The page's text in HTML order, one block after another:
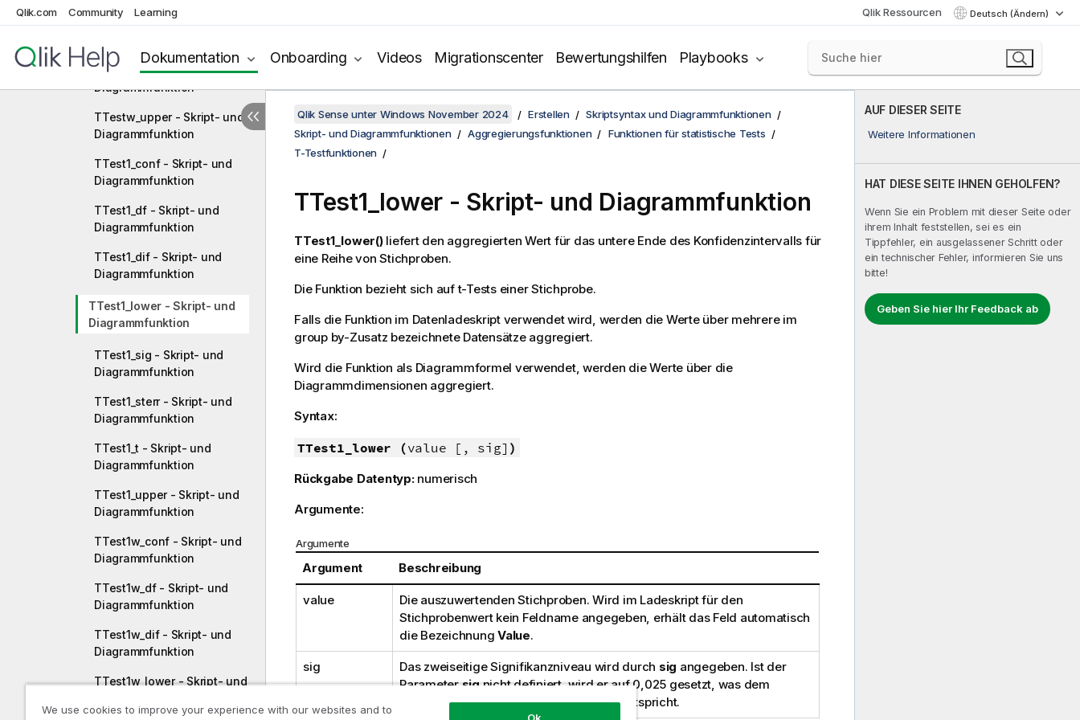
Qlik.com Community Learning Qlik Ressourcen Deutsch (Ändern)
Dokumentation Onboarding Videos Migrationscenter Bewertungshilfen Playbooks
TTestw_sterr - Skript- und
TTestw_t - Skript- und
Diagrammfunktion
TTestw_upper - Skript- und
Diagrammfunktion
TTest1_conf - Skript- und
Diagrammfunktion
TTest1_df - Skript- und
Diagrammfunktion
TTest1_dif - Skript- und
Diagrammfunktion
TTest1_lower - Skript- und
Diagrammfunktion
TTest1_sig - Skript- und
Diagrammfunktion
TTest1_sterr - Skript- und
Diagrammfunktion
TTest1_t - Skript- und
Diagrammfunktion
TTest1_upper - Skript- und
Diagrammfunktion
TTest1w_conf - Skript- und
Diagrammfunktion
TTest1w_df - Skript- und
Diagrammfunktion
TTest1w_dif - Skript- und
Diagrammfunktion
TTest1w_lower - Skript- und
AUF DIESER SEITE
Weitere Informationen
HAT DIESE SEITE IHNEN GEHOLFEN?
Wenn Sie ein Problem mit dieser Seite oder
ihrem Inhalt feststellen, sei es ein
Tippfehler, ein ausgelassener Schritt oder
ein technischer Fehler, informieren Sie uns
bitte!
Geben Sie hier Ihr Feedback ab
Qlik Sense unter Windows November 2024 Erstellen
Skriptsyntax und Diagrammfunktionen
Skript- und Diagrammfunktionen
Aggregierungsfunktionen
Funktionen für statistische Tests
T-Testfunktionen
TTest1_lower - Skript- und Diagrammfunktion
TTest1_lower()liefert den aggregierten Wert für das untere Ende des Konfidenzintervalls für
eine Reihe von Stichproben.
Die Funktion bezieht sich auf t-Tests einer Stichprobe.
Falls die Funktion im Datenladeskript verwendet wird, werden die Werte über mehrere im
group by-Zusatz bezeichnete Datensätze aggregiert.
Wird die Funktion als Diagrammformel verwendet, werden die Werte über die
Diagrammdimensionen aggregiert.
Syntax:
TTest1_lower (value [, sig] )
Rückgabe Datentyp: numerisch
Argumente:
Argumente
Argument Beschreibung
value
Die auszuwertenden Stichproben. Wird im Ladeskript für den
Stichprobenwert kein Feldname angegeben, erhält das Feld automatisch
die Bezeichnung Value.
sig Das zweiseitige Signifikanzniveau wird durch sig angegeben. Ist der
Parametersignicht definiert, wird er auf 0,025 gesetzt, was dem
gängigen Konfidenzintervall von 95 % entspricht.
We use cookies to improve your experience with our websites and to